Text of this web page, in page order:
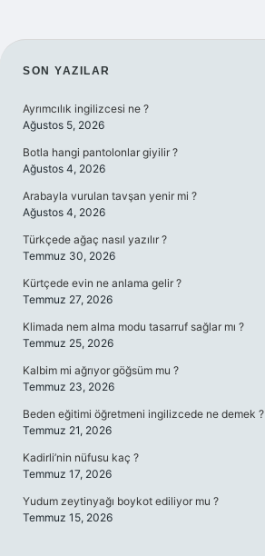
SIDEBAR
SON YAZILAR
Ayrımcılık ingilizcesi ne ?
Ağustos 5, 2026
Botla hangi pantolonlar giyilir ?
Ağustos 4, 2026
Arabayla vurulan tavşan yenir mi ?
Ağustos 4, 2026
Türkçede ağaç nasıl yazılır ?
Temmuz 30, 2026
Kürtçede evin ne anlama gelir ?
Temmuz 27, 2026
Klimada nem alma modu tasarruf sağlar mı ?
Temmuz 25, 2026
Kalbim mi ağrıyor göğsüm mu ?
Temmuz 23, 2026
Beden eğitimi öğretmeni ingilizcede ne demek ?
Temmuz 21, 2026
Kadirli’nin nüfusu kaç ?
Temmuz 17, 2026
Yudum zeytinyağı boykot ediliyor mu ?
Temmuz 15, 2026